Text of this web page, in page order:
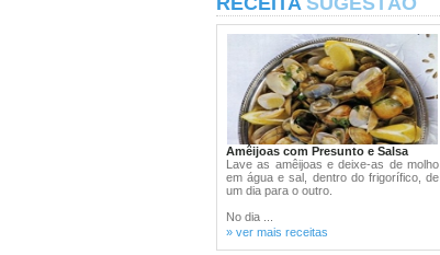
Amêijoas com Presunto e Salsa
Lave as amêijoas e deixe-as de molho
em água e sal, dentro do frigorífico, de
um dia para o outro.
No dia ...
» ver mais receitas